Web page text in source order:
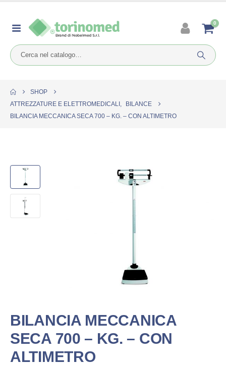
0
SHOP
ATTREZZATURE E ELETTROMEDICALI ,
BILANCE
BILANCIA MECCANICA SECA 700 – KG. – CON ALTIMETRO
BILANCIA MECCANICA
SECA 700 – KG. – CON
ALTIMETRO